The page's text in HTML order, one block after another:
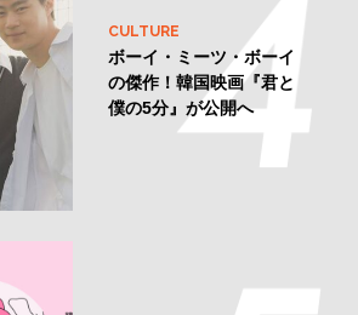
CULTURE
ボーイ・ミーツ・ボーイ
の傑作！韓国映画『君と
僕の5分』が公開へ